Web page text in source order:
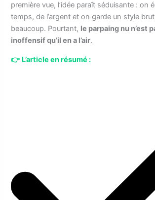
première vue, l’idée paraît séduisante : on
temps, de l’argent et on garde un style
beaucoup. Pourtant, le parpaing nu n’est
inoffensif qu’il en a l’air.
👉 L’article en résumé :